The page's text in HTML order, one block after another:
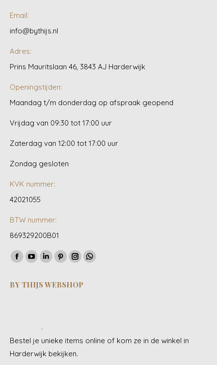
Email:
info@bythijs.nl
Adres:
Prins Mauritslaan 46, 3843 AJ Harderwijk
Openingstijden:
Maandag t/m donderdag op afspraak geopend
Vrijdag van 09:30 tot 17:00 uur
Zaterdag van 12:00 tot 17:00 uur
Zondag gesloten
KVK nummer:
42021055
BTW nummer:
869329200B01
Vind ons op:
Facebook
opens
YouTube
opens
Linkedin
opens
Pinterest
opens
Instagram
opens
Whatsapp
BY THIJS WEBSHOP
Bestel je unieke items online of kom ze in de winkel in
Harderwijk bekijken.